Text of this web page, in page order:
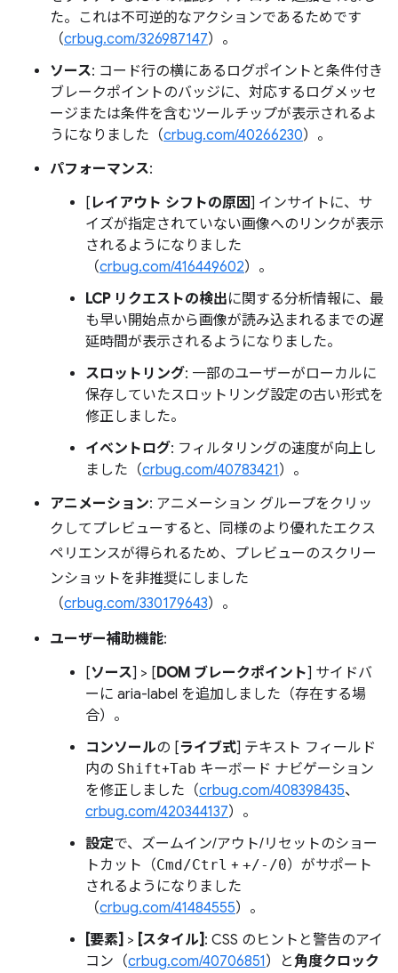
た。これは不可逆的なアクションであるためです
（crbug.com/326987147）。
ソース: コード行の横にあるログポイントと条件付き
ブレークポイントのバッジに、対応するログメッセ
ージまたは条件を含むツールチップが表示されるよ
うになりました（crbug.com/40266230）。
パフォーマンス:
[ レイアウト シフトの原因 ] インサイトに、サ
イズが指定されていない画像へのリンクが表示
されるようになりました
（crbug.com/416449602）。
LCP リクエストの検出に関する分析情報に、最
も早い開始点から画像が読み込まれるまでの遅
延時間が表示されるようになりました。
スロットリング: 一部のユーザーがローカルに
保存していたスロットリング設定の古い形式を
修正しました。
イベントログ: フィルタリングの速度が向上し
ました（crbug.com/40783421）。
アニメーション: アニメーション グループをクリッ
クしてプレビューすると、同様のより優れたエクス
ペリエンスが得られるため、プレビューのスクリー
ンショットを非推奨にしました
（crbug.com/330179643）。
ユーザー補助機能:
[ソース] > [DOM ブレークポイント] サイドバ
ーに aria-label を追加しました（存在する場
合）。
コンソールの [ライブ式] テキスト フィールド
内の Shift+Tab キーボード ナビゲーション
を修正しました（crbug.com/408398435、
crbug.com/420344137）。
設定で、ズームイン/アウト/リセットのショー
トカット（Cmd/Ctrl + +/-/0）がサポート
されるようになりました
（crbug.com/41484555）。
[要素] > [スタイル] : CSS のヒントと警告のアイ
コン（crbug.com/40706851）と角度クロック